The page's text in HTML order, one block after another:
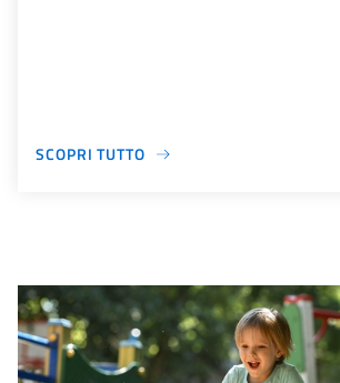
SCOPRI TUTTO